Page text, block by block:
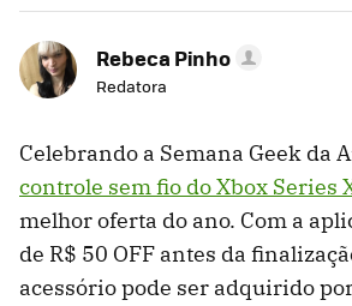
Rebeca Pinho
Redatora
Celebrando a Semana Geek da
controle sem fio do Xbox Series
melhor oferta do ano. Com a
de R$ 50 OFF antes da
acessório pode ser adquirido